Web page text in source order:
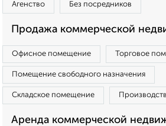
Агенство Без посредников
Продажа коммерческой
Офисное помещение Торговое
Помещение свободного назначения
Складское помещение
Аренда коммерческой